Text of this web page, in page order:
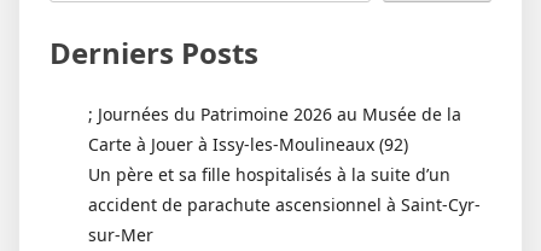
Derniers Posts
; Journées du Patrimoine 2026 au Musée de la
Carte à Jouer à Issy-les-Moulineaux (92)
Un père et sa fille hospitalisés à la suite d’un
accident de parachute ascensionnel à Saint-Cyr-
sur-Mer